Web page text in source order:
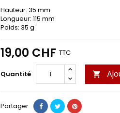
Hauteur: 35 mm
Longueur: 115 mm
Poids: 35 g
19,00 CHF TTC
Quantité 
Partager